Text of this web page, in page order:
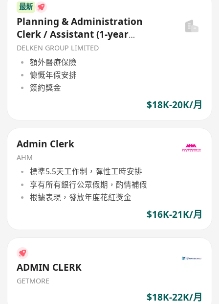
最新
Planning & Administration
Clerk / Assistant (1-year
contract)
DELKEN GROUP LIMITED
額外醫療保險
慷慨年假安排
簽約獎金
$18K-20K/月
Admin Clerk
AHM
標準5.5天工作制，彈性工時安排
享有所有銀行公眾假期，酌情補假
根據表現，發放年度花紅獎金
$16K-21K/月
ADMIN CLERK
GETMORE
$18K-22K/月